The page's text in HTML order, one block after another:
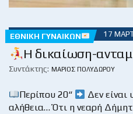
ΕΘΝΙΚΉ ΓΥΝΑΙΚΏΝ 17
Η δικαίωση-
Συντάκτης: ΜΆΡΙΟΣ ΠΟΛΥΔΏΡΟΥ
Περίπου 20“
Δεν είναι
αλήθεια… Ότι η νεαρή